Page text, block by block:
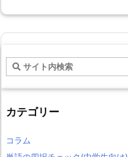
カテゴリー
コラム